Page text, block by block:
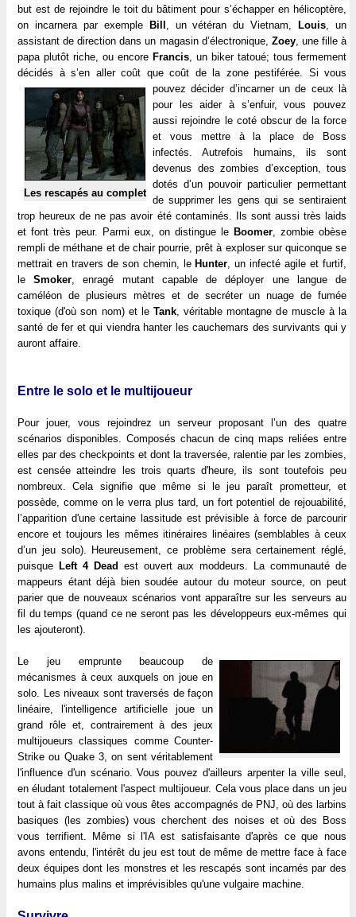
but est de rejoindre le toit du bâtiment pour s’échapper en hélicoptère,
on incarnera par exemple
Bill , un vétéran du Vietnam, Louis, un
assistant de direction dans un magasin d’électronique, Zoey, une fille à
papa plutôt riche, ou encore Francis, un biker tatoué; tous fermement
décidés à s’en aller coût que coût de la zone pestiférée.
Les rescapés au complet
Si vous
pouvez décider d’incarner un de ceux là
pour les aider à s’enfuir, vous pouvez
aussi rejoindre le coté obscur de la force
et vous mettre à la place de Boss
infectés. Autrefois humains, ils sont
devenus des zombies d’exception, tous
dotés d’un pouvoir particulier permettant
de supprimer les gens qui se sentiraient
trop heureux de ne pas avoir été contaminés. Ils sont aussi très laids
et font très peur. Parmi eux, on distingue le Boomer, zombie obèse
rempli de méthane et de chair pourrie, prêt à exploser sur quiconque se
mettrait en travers de son chemin, leHunter, un infecté agile et furtif,
leSmoker, enragé mutant capable de déployer une langue de
caméléon de plusieurs mètres et de secréter un nuage de fumée
toxique (d'où son nom) et le Tank, véritable montagne de muscle à la
santé de fer et qui viendra hanter les cauchemars des survivants qui y
auront affaire.
Entre le solo et le multijoueur
Pour jouer, vous rejoindrez un serveur proposant l’un des quatre
scénarios disponibles. Composés chacun de cinq maps reliées entre
elles par des checkpoints et dont la traversée, ralentie par les zombies,
est censée atteindre les trois quarts d'heure, ils sont toutefois peu
nombreux. Cela signifie que même si le jeu paraît prometteur, et
possède, comme on le verra plus tard, un fort potentiel de rejouabilité,
l’apparition d'une certaine lassitude est prévisible à force de parcourir
encore et toujours les mêmes itinéraires linéaires (semblables à ceux
d’un jeu solo). Heureusement, ce problème sera certainement réglé,
puisque Left 4 Dead est ouvert aux moddeurs. La communauté de
mappeurs étant déjà bien soudée autour du moteur source, on peut
parier que de nouveaux scénarios vont apparaître sur les serveurs au
fil du temps (quand ce ne seront pas les développeurs eux-mêmes qui
les ajouteront).
Le jeu emprunte beaucoup de
mécanismes à ceux auxquels on joue en
solo. Les niveaux sont traversés de façon
linéaire, l'intelligence artificielle joue un
grand rôle et, contrairement à des jeux
multijoueurs classiques comme Counter-
Strike ou Quake 3, on sent véritablement
l'influence d'un scénario. Vous pouvez d'ailleurs arpenter la ville seul,
en éludant totalement l'aspect multijoueur. Cela vous place dans un jeu
tout à fait classique où vous êtes accompagnés de PNJ, où des larbins
basiques (les zombies) vous cherchent des noises et où des Boss
vous terrifient. Même si l'IA est satisfaisante d'après ce que nous
avons entendu, l'intérêt du jeu est tout de même de mettre face à face
deux équipes dont les monstres et les rescapés sont incarnés par des
humains plus malins et imprévisibles qu'une vulgaire machine.